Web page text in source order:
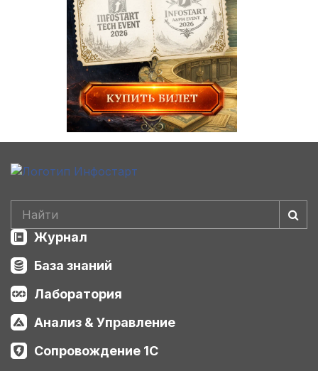
Журнал
База знаний
Лаборатория
Анализ & Управление
Сопровождение 1С